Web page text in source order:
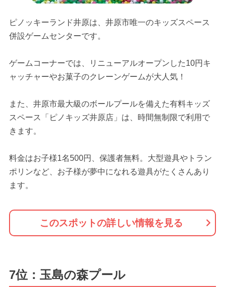
ピノッキーランド井原は、井原市唯一のキッズスペース
併設ゲームセンターです。
ゲームコーナーでは、リニューアルオープンした10円キ
ャッチャーやお菓子のクレーンゲームが大人気！
また、井原市最大級のボールプールを備えた有料キッズ
スペース「ピノキッズ井原店」は、時間無制限で利用で
きます。
料金はお子様1名500円、保護者無料。大型遊具やトラン
ポリンなど、お子様が夢中になれる遊具がたくさんあり
ます。
このスポットの詳しい情報を見る
7位：玉島の森プール